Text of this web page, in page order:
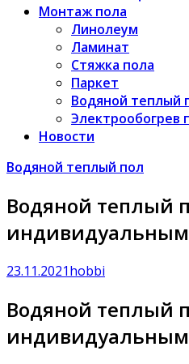
Монтаж пола
Линолеум
Ламинат
Стяжка пола
Паркет
Водяной теплый
Электрообогрев
Новости
Водяной теплый пол
Водяной теплый
23.11.2021hobbi
Водяной теплый